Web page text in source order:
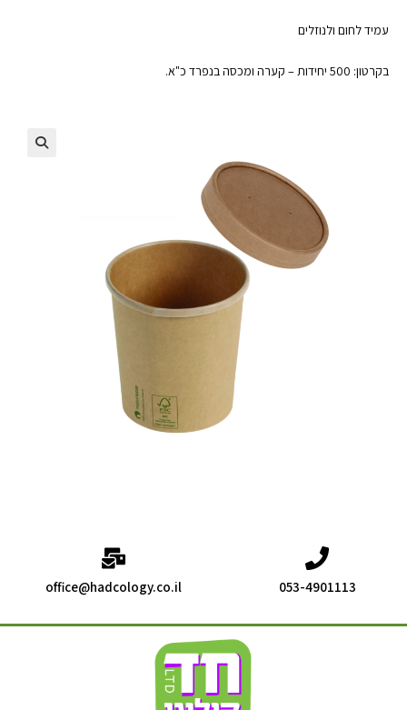
עמיד לחום ולנוזלים
בקרטון: 500 יחידות – קערה ומכסה בנפרד כ"א.
053-4901113
office@hadcology.co.il